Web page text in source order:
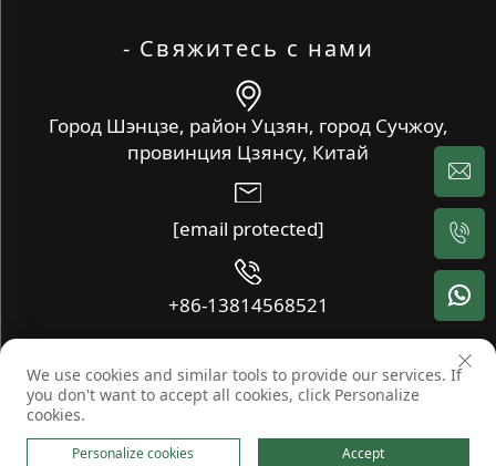
- Свяжитесь с нами
Город Шэнцзе, район Уцзян, город Сучжоу,
провинция Цзянсу, Китай
[email protected]
+86-13814568521
Copyright © Wujiang Xinyang Textile Co., Ltd. Все права
защищены -
Политика конфиденциальности
We use cookies and similar tools to provide our services. If
you don't want to accept all cookies, click Personalize
cookies.
Personalize cookies Accept